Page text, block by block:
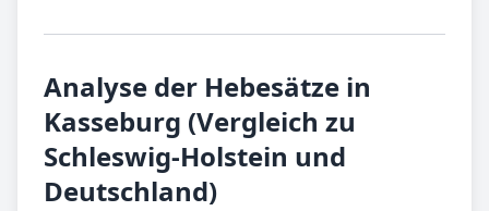
Analyse der Hebesätze in
Kasseburg (Vergleich zu
Schleswig-Holstein und
Deutschland)